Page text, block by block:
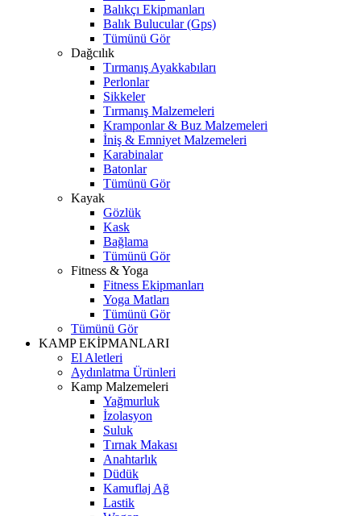
Balıkçı Ekipmanları
Balık Bulucular (Gps)
Tümünü Gör
Dağcılık
Tırmanış Ayakkabıları
Perlonlar
Sikkeler
Tırmanış Malzemeleri
Kramponlar & Buz Malzemeleri
İniş & Emniyet Malzemeleri
Karabinalar
Batonlar
Tümünü Gör
Kayak
Gözlük
Kask
Bağlama
Tümünü Gör
Fitness & Yoga
Fitness Ekipmanları
Yoga Matları
Tümünü Gör
Tümünü Gör
KAMP EKİPMANLARI
El Aletleri
Aydınlatma Ürünleri
Kamp Malzemeleri
Yağmurluk
İzolasyon
Suluk
Tırnak Makası
Anahtarlık
Düdük
Kamuflaj Ağ
Lastik